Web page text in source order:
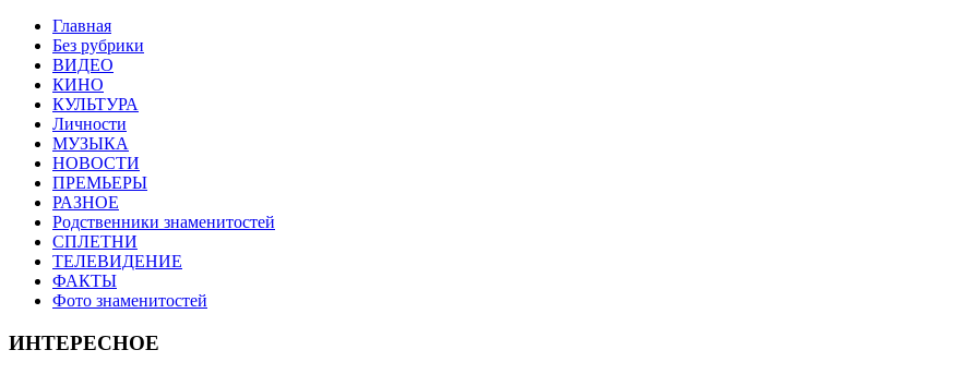
Главная
Без рубрики
ВИДЕО
КИНО
КУЛЬТУРА
Личности
МУЗЫКА
НОВОСТИ
ПРЕМЬЕРЫ
РАЗНОЕ
Родственники знаменитостей
СПЛЕТНИ
ТЕЛЕВИДЕНИЕ
ФАКТЫ
Фото знаменитостей
ИНТЕРЕСНОЕ